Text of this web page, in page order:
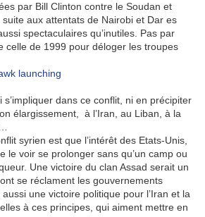
par Bill Clinton contre le Soudan et
suite aux attentats de Nairobi et Dar es
spectaculaires qu’inutiles. Pas par
celle de 1999 pour déloger les troupes
dans ce conflit, ni en précipiter
élargissement, à l’Iran, au Liban, à la
syrien est que l’intérêt des Etats-Unis,
le voir se prolonger sans qu’un camp ou
Une victoire du clan Assad serait un
se réclament les gouvernements
une victoire politique pour l’Iran et la
à ces principes, qui aiment mettre en